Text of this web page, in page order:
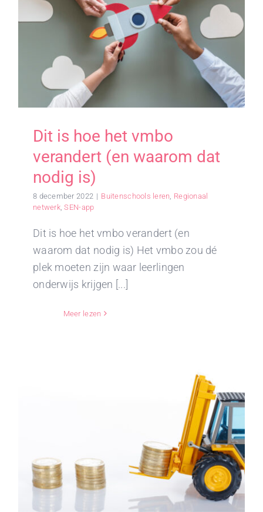
Dit is hoe het vmbo
verandert (en waarom dat
nodig is)
8 december 2022 | Buitenschools leren Regionaal
netwerk,SEN-app
Dit is hoe het vmbo verandert (en
waarom dat nodig is) Het vmbo zou dé
plek moeten zijn waar leerlingen
onderwijs krijgen [...]
Meer lezen